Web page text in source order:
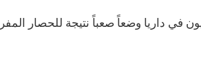
في داريا وضعاً صعباً نتيجة للحصار